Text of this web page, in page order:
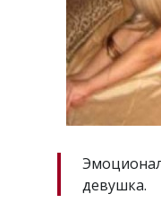
девушка.